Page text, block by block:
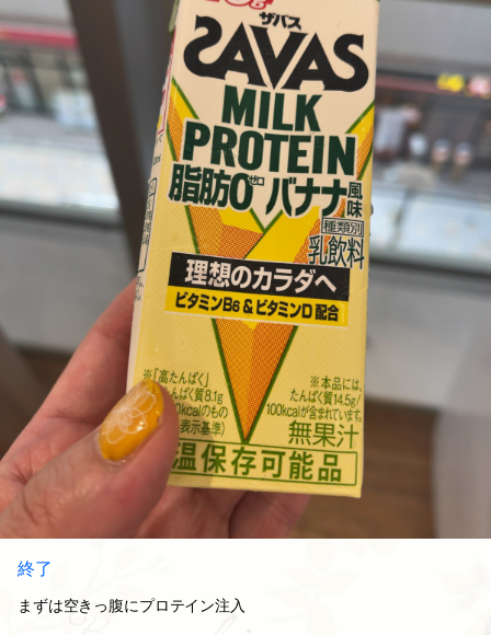
終了
まずは空きっ腹にプロテイン注入